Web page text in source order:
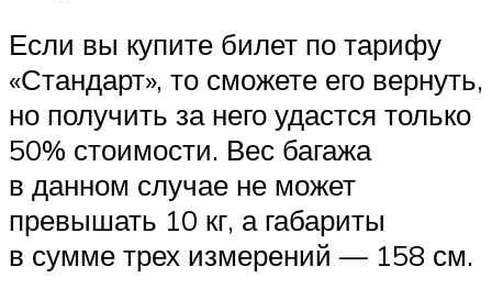
Если вы купите билет по тарифу
«Стандарт», то сможете его вернуть,
но получить за него удастся только
50% стоимости. Вес багажа
в данном случае не может
превышать 10 кг, а габариты
в сумме трех измерений — 158 см.